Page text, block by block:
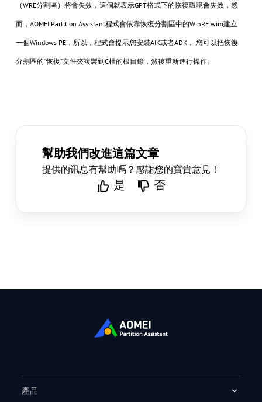
（WRE分割區）將會失效，這個就表示GPT格式下的恢復環境會失效，然
而，AOMEI Partition Assistant程式會依靠恢復分割區中的WinRE.wim建立
一個Windows PE，所以，程式會提示您安裝AIK或者ADK， 您可以把恢復
分割區的“恢復”文件夾複製到C槽的根目錄，然後重新進行操作。
幫助我們改進這篇文章
提供的讯息有幫助嗎？感謝您的寶貴意見！
是 否
產品